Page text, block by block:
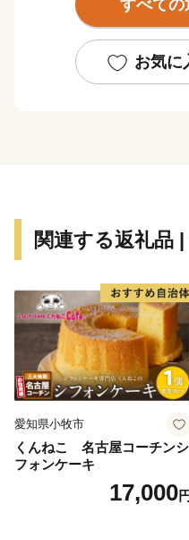
1990(平成2)年
家庭ごみ集積所「クリー
び廃屋の撤去を行い、統
景観行政団体となる。翌
を策定。
2012(平成24)年
「日本で最も美しい村連
妥協しない景観づくりに
【天然記念物 歌才ブナ林】
市街地からわずか2kmの
として国の天然記念物
すべての
お気に
関連する返礼品
愛知県小牧市
くんねこ 名古屋コーチンシ
フォンケーキ
17,000円